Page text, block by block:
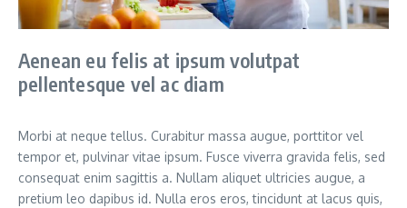
Aenean eu felis at ipsum volutpat
pellentesque vel ac diam
Morbi at neque tellus. Curabitur massa augue, porttitor vel
tempor et, pulvinar vitae ipsum. Fusce viverra gravida felis, sed
consequat enim sagittis a. Nullam aliquet ultricies augue, a
pretium leo dapibus id. Nulla eros eros, tincidunt at lacus quis,